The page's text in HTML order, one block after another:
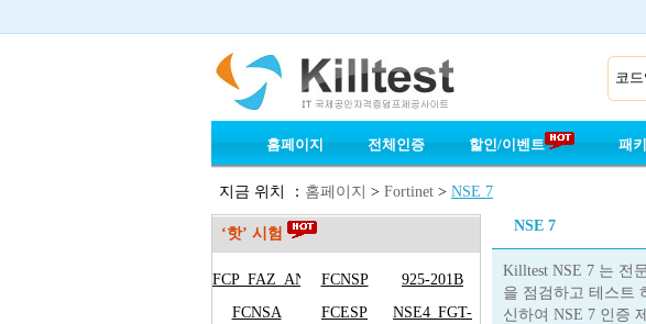
홈페이지 전체인증 할인/이벤트 패
지금 위치 ： 홈페이지 > Fortinet > NSE 7
‘핫’ 시험
FCP_FAZ_AN-
7.6
FCNSP
925-201B
FCNSA
FCESP
NSE4_FGT-
NSE 7
Killtest NSE 7 는 전
을 점검하고 테스트
신하여 NSE 7 인증